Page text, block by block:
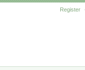
Register